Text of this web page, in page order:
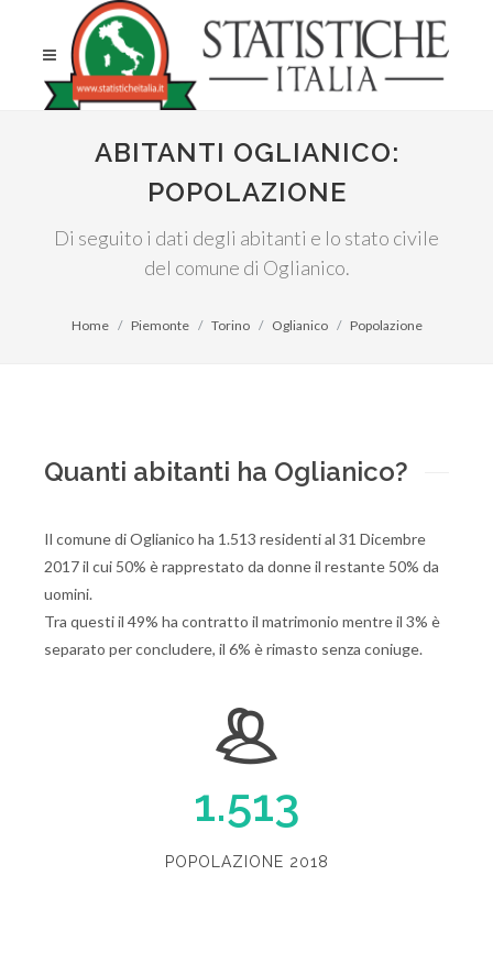
ABITANTI OGLIANICO:
POPOLAZIONE
Di seguito i dati degli abitanti e lo stato civile
del comune di Oglianico.
Home Piemonte Torino Oglianico Popolazione
Quanti abitanti ha Oglianico?
Il comune di Oglianico ha 1.513 residenti al 31 Dicembre
2017 il cui 50% è rapprestato da donne il restante 50% da
uomini.
Tra questi il 49% ha contratto il matrimonio mentre il 3% è
separato per concludere, il 6% è rimasto senza coniuge.
1.513
POPOLAZIONE 2018